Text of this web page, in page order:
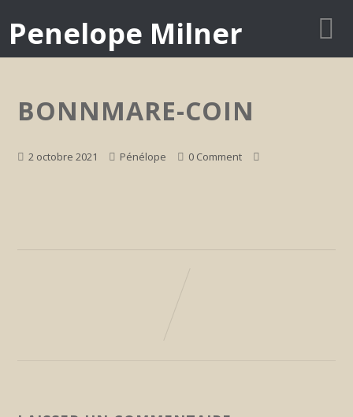
Penelope Milner
BONNMARE-COIN
2 octobre 2021 Pénélope 0 Comment